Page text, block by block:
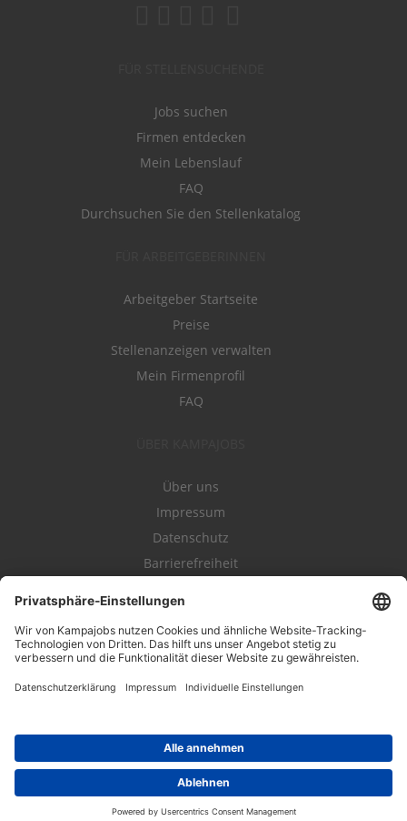
Jobs suchen
Firmen entdecken
Mein Lebenslauf
FAQ
Durchsuchen Sie den Stellenkatalog
Arbeitgeber Startseite
Preise
Stellenanzeigen verwalten
Mein Firmenprofil
FAQ
Über uns
Impressum
Datenschutz
Barrierefreiheit
Campajobs Romandie
Kampahire
Kampagnenforum
LeadNow
© 2004-2019 Kampajobs GmbH. Alle Rechte vorbehalten